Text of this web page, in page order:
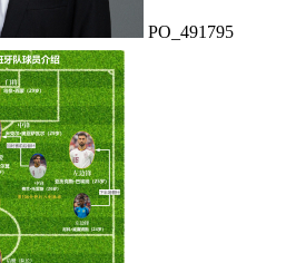
PO_491795